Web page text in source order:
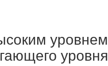
уровнем
уровня